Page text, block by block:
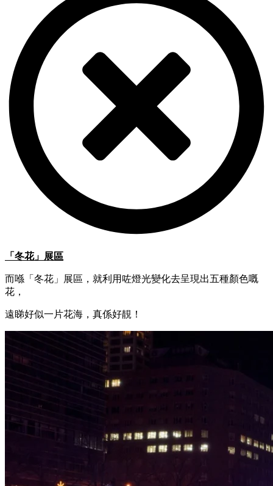
「冬花」展區
而喺「冬花」展區，就利用咗燈光變化去呈現出五種顏色嘅
花，
遠睇好似一片花海，真係好靚！